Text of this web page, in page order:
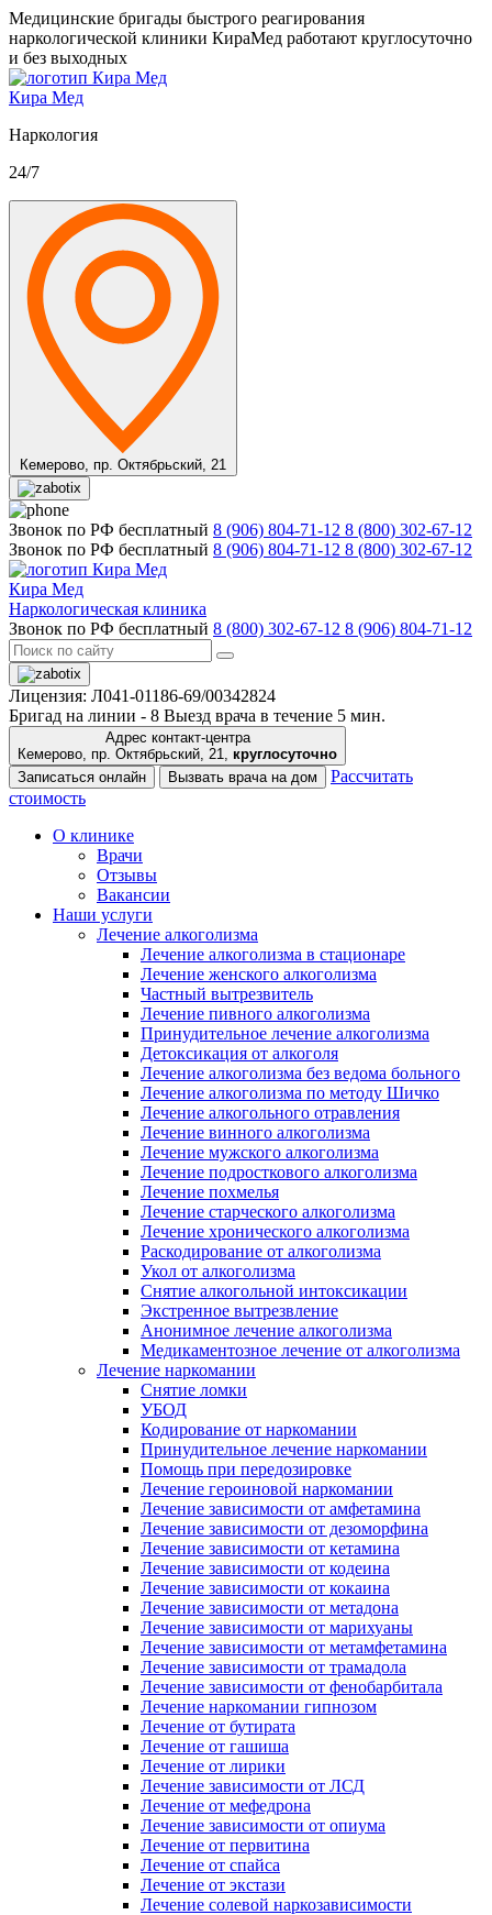
Медицинские бригады быстрого реагирования
наркологической клиники КираМед работают круглосуточно
и без выходных
Кира Мед
Наркология
24/7
Кемерово, пр. Октябрьский, 21
Звонок по РФ бесплатный 8 (906) 804-71-12 8 (800) 302-67-12
Звонок по РФ бесплатный 8 (906) 804-71-12 8 (800) 302-67-12
Кира Мед
Наркологическая клиника
Звонок по РФ бесплатный 8 (800) 302-67-12 8 (906) 804-71-12
Лицензия: Л041-01186-69/00342824
Бригад на линии - 8 Выезд врача в течение 5 мин.
Адрес контакт-центра
Кемерово, пр. Октябрьский, 21, круглосуточно
Записаться онлайн
Вызвать врача на дом
Рассчитать
стоимость
О клинике
Врачи
Отзывы
Вакансии
Наши услуги
Лечение алкоголизма
Лечение алкоголизма в стационаре
Лечение женского алкоголизма
Частный вытрезвитель
Лечение пивного алкоголизма
Принудительное лечение алкоголизма
Детоксикация от алкоголя
Лечение алкоголизма без ведома больного
Лечение алкоголизма по методу Шичко
Лечение алкогольного отравления
Лечение винного алкоголизма
Лечение мужского алкоголизма
Лечение подросткового алкоголизма
Лечение похмелья
Лечение старческого алкоголизма
Лечение хронического алкоголизма
Раскодирование от алкоголизма
Укол от алкоголизма
Снятие алкогольной интоксикации
Экстренное вытрезвление
Анонимное лечение алкоголизма
Медикаментозное лечение от алкоголизма
Лечение наркомании
Снятие ломки
УБОД
Кодирование от наркомании
Принудительное лечение наркомании
Помощь при передозировке
Лечение героиновой наркомании
Лечение зависимости от амфетамина
Лечение зависимости от дезоморфина
Лечение зависимости от кетамина
Лечение зависимости от кодеина
Лечение зависимости от кокаина
Лечение зависимости от метадона
Лечение зависимости от марихуаны
Лечение зависимости от метамфетамина
Лечение зависимости от трамадола
Лечение зависимости от фенобарбитала
Лечение наркомании гипнозом
Лечение от бутирата
Лечение от гашиша
Лечение от лирики
Лечение зависимости от ЛСД
Лечение от мефедрона
Лечение зависимости от опиума
Лечение от первитина
Лечение от спайса
Лечение от экстази
Лечение солевой наркозависимости